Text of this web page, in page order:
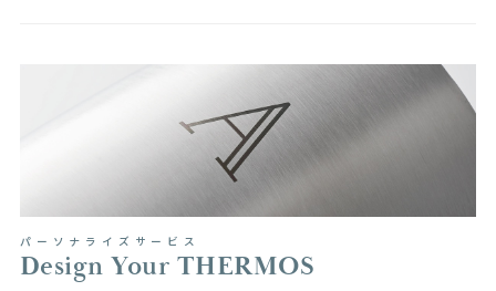
パーソナライズサービス
Design Your THERMOS